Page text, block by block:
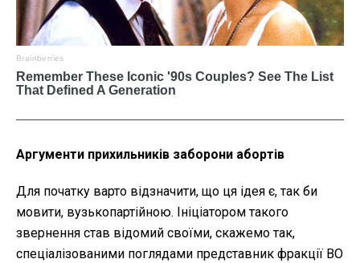
Аргументи прихильників заборони абортів
Для початку варто відзначити, що ця ідея є, так би
мовити, вузькопартійною. Ініціатором такого
звернення став відомий своїми, скажемо так,
спеціалізованими поглядами представник фракції ВО